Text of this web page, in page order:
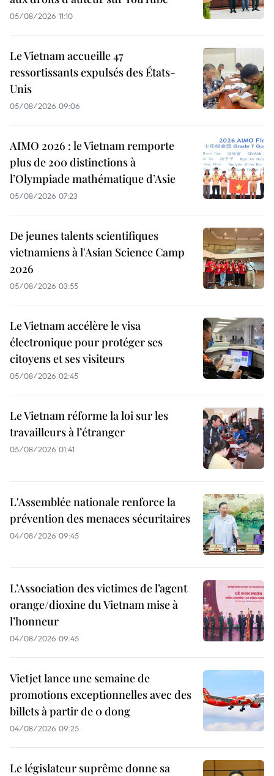
05/08/2026 11:10
Le Vietnam accueille 47
ressortissants expulsés des États-
Unis
05/08/2026 09:06
AIMO 2026 : le Vietnam remporte
plus de 200 distinctions à
l’Olympiade mathématique d’Asie
05/08/2026 07:23
De jeunes talents scientifiques
vietnamiens à l'Asian Science Camp
2026
05/08/2026 03:55
Le Vietnam accélère le visa
électronique pour protéger ses
citoyens et ses visiteurs
05/08/2026 02:45
Le Vietnam réforme la loi sur les
travailleurs à l’étranger
05/08/2026 01:41
L'Assemblée nationale renforce la
prévention des menaces sécuritaires
04/08/2026 09:45
L’Association des victimes de l’agent
orange/dioxine du Vietnam mise à
l’honneur
04/08/2026 09:45
Vietjet lance une semaine de
promotions exceptionnelles avec des
billets à partir de 0 dong
04/08/2026 09:25
Le législateur suprême donne sa